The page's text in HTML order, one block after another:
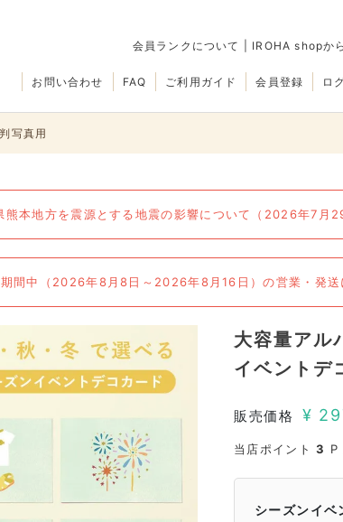
会員ランクについて IROHA shopか
会員登録 ロ
ご利用ガイド
FAQ
お問い合わせ
写真用
熊本地方を震源とする地震の影響について（2026年7月
間中（2026年8月8日～2026年8月16日）の営業・発送
大容量アル
イベントデ
販売価格 ¥
当店ポイント 3 P
シーズンイベ